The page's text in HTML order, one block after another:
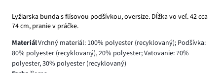
Lyžiarska bunda s flísovou podšívkou, oversize. Dĺžka vo veľ. 42 cca
74 cm, pranie v práčke.
MateriálVrchný materiál: 100% polyester (recyklovaný); Podšívka:
80% polyester (recyklovaný), 20% polyester; Vatovanie: 70%
polyester, 30% polyester (recyklovaný)